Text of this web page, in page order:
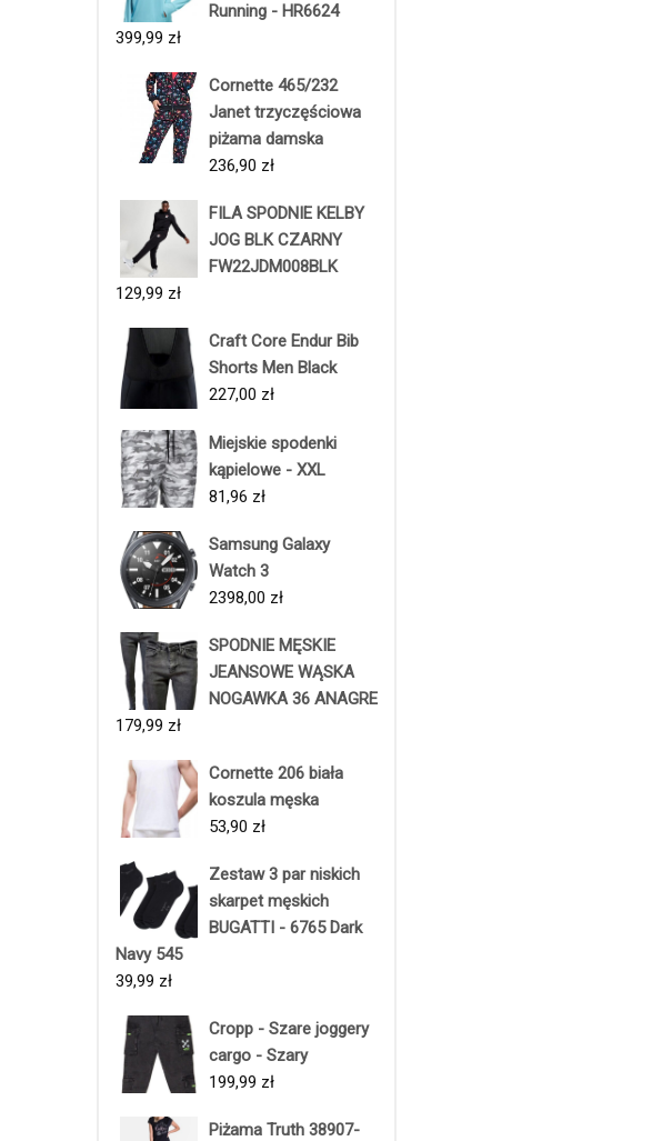
Running - HR6624
399,99 zł
Cornette 465/232
Janet trzyczęściowa
piżama damska
236,90 zł
FILA SPODNIE KELBY
JOG BLK CZARNY
FW22JDM008BLK
129,99 zł
Craft Core Endur Bib
Shorts Men Black
227,00 zł
Miejskie spodenki
kąpielowe - XXL
81,96 zł
Samsung Galaxy
Watch 3
2398,00 zł
SPODNIE MĘSKIE
JEANSOWE WĄSKA
NOGAWKA 36 ANAGRE
179,99 zł
Cornette 206 biała
koszula męska
53,90 zł
Zestaw 3 par niskich
skarpet męskich
BUGATTI - 6765 Dark
Navy 545
39,99 zł
Cropp - Szare joggery
cargo - Szary
199,99 zł
Piżama Truth 38907-